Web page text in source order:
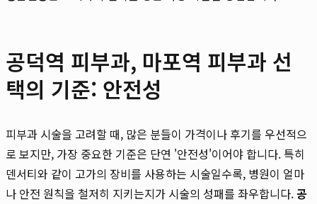
공덕역 피부과, 마포역 피부과 선
택의 기준: 안전성
피부과 시술을 고려할 때, 많은 분들이 가격이나 후기를 우선적으
로 보지만, 가장 중요한 기준은 단연 '안전성'이어야 합니다. 특히
덴서티와 같이 고가의 장비를 사용하는 시술일수록, 병원이 얼마
나 안전 원칙을 철저히 지키는지가 시술의 성패를 좌우합니다. 공